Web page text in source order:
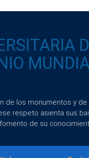
de los monumentos y
respeto asienta sus
fomento de su